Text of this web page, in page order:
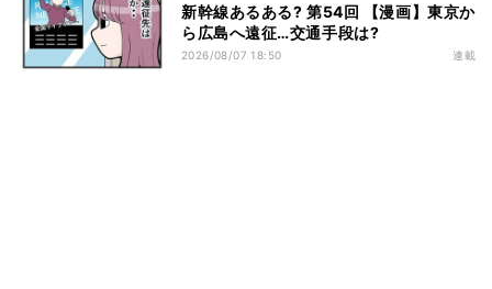
新幹線あるある? 第54回 【漫画】東京か
ら広島へ遠征…交通手段は?
2026/08/07 18:50 連載